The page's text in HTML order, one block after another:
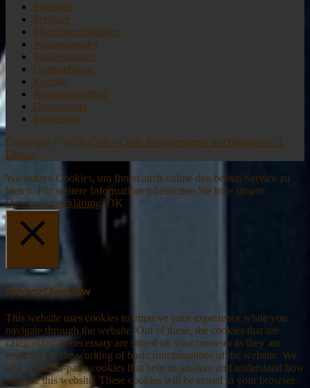
Startseite
Services
Maschinenlösungen
Wasserspender
Kaffeebohnen
Unternehmen
Kontakt
Reparaturauftrag
Datenschutz
Impressum
Copyright © 2026 CSP – Caffe Servicepartner in Dillingen a. d.
Donau
Wir nutzen Cookies, um Ihnen auch online den besten Service zu
bieten. Für weitere Informationen besuchen Sie bitte unsere
Datenschutzerklärung.OK
Privacy Overview
This website uses cookies to improve your experience while you
navigate through the website. Out of these, the cookies that are
categorized as necessary are stored on your browser as they are
essential for the working of basic functionalities of the website. We
also use third-party cookies that help us analyze and understand how
you use this website. These cookies will be stored in your browser